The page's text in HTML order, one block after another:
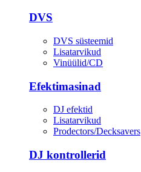
DVS
DVS süsteemid
Lisatarvikud
Vinüülid/CD
Efektimasinad
DJ efektid
Lisatarvikud
Prodectors/Decksavers
DJ kontrollerid